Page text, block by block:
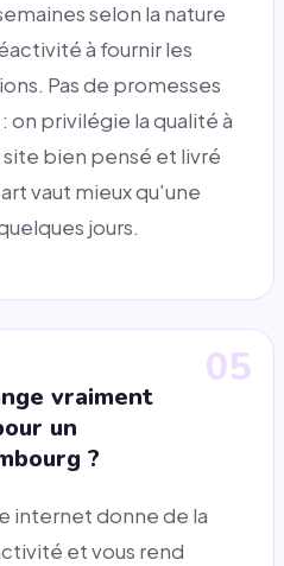
selon la nature
à fournir les
Pas de promesses
on privilégie la qualité à
bien pensé et livré
vaut mieux qu'une
jours.
05
vraiment
un
?
internet donne de la
et vous rend